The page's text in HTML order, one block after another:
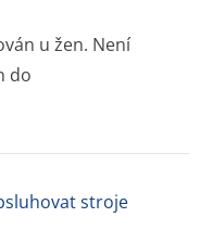
u žen. Není
do
stroje